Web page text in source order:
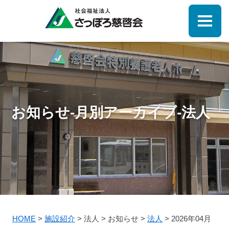
お知らせ-月別アーカイブ-法人
HOME > 施設紹介 > 法人 > お知らせ > 法人 > 2026年04月